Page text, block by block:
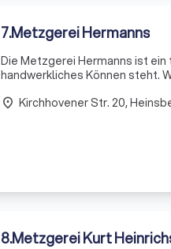
7.Metzgerei Hermanns
Die Metzgerei Hermanns ist
handwerkliches Können steht.
place Kirchhovener Str. 20,
8.Metzgerei Kurt